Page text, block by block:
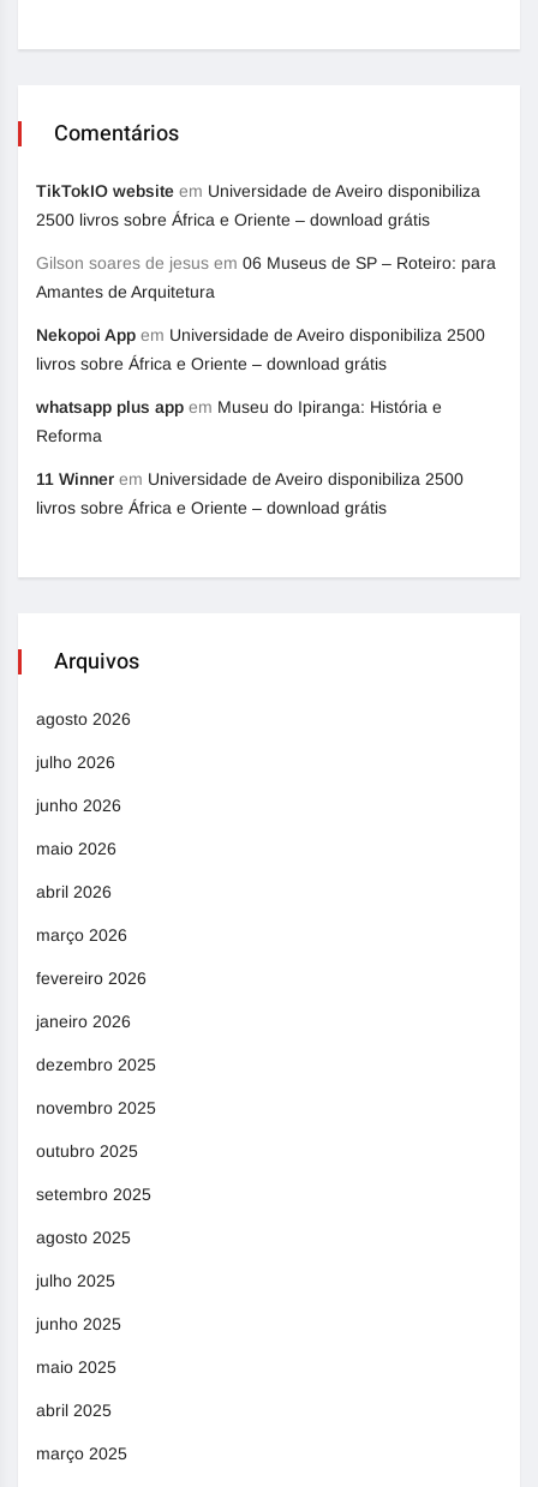
Comentários
TikTokIO website em Universidade de Aveiro disponibiliza
2500 livros sobre África e Oriente – download grátis
Gilson soares de jesus em 06 Museus de SP – Roteiro: para
Amantes de Arquitetura
Nekopoi App em Universidade de Aveiro disponibiliza 2500
livros sobre África e Oriente – download grátis
whatsapp plus app em Museu do Ipiranga: História e
Reforma
11 Winner em Universidade de Aveiro disponibiliza 2500
livros sobre África e Oriente – download grátis
Arquivos
agosto 2026
julho 2026
junho 2026
maio 2026
abril 2026
março 2026
fevereiro 2026
janeiro 2026
dezembro 2025
novembro 2025
outubro 2025
setembro 2025
agosto 2025
julho 2025
junho 2025
maio 2025
abril 2025
março 2025